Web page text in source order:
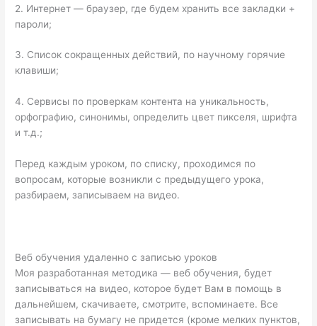
2. Интернет — браузер, где будем хранить все закладки +
пароли;
3. Список сокращенных действий, по научному горячие
клавиши;
4. Сервисы по проверкам контента на уникальность,
орфографию, синонимы, определить цвет пикселя, шрифта
и т.д.;
Перед каждым уроком, по списку, проходимся по
вопросам, которые возникли с предыдущего урока,
разбираем, записываем на видео.
Веб обучения удаленно с записью уроков
Моя разработанная методика — веб обучения, будет
записываться на видео, которое будет Вам в помощь в
дальнейшем, скачиваете, смотрите, вспоминаете. Все
записывать на бумагу не придется (кроме мелких пунктов,